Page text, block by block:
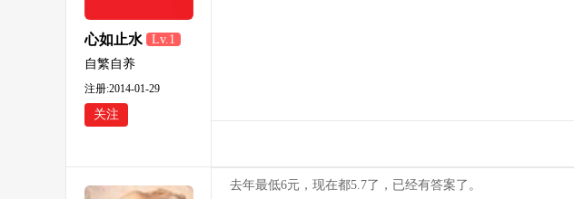
心如止水
Lv.1
自繁自养
注册:2014-01-29
关注
去年最低6元，现在都5.7了，已经有答案了。